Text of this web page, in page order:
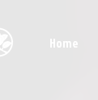
Home